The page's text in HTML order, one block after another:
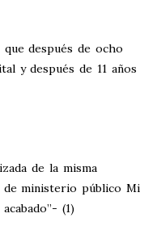
después de ocho
y después de 11 años
de la misma
de ministerio público Mi
(1)